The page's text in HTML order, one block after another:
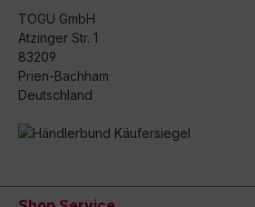
TOGU GmbH
Atzinger Str. 1
83209
Prien-Bachham
Deutschland